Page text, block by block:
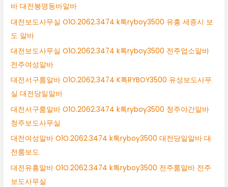
바 대전봉명동바알바
대전보도사무실 O1O.2062.3474 k톡ryboy3500 유흥 세종시 보
도 알바
대전보도사무실 O1O.2062.3474 k톡ryboy3500 전주업소알바
전주여성알바
대전서구룸알바 O1O.2062.3474 K톡RYBOY3500 유성보도사무
실 대전당일알바
대전서구룸알바 O1O.2062.3474 k톡ryboy3500 청주야간알바
청주보도사무실
대전여성알바 O1O.2062.3474 k톡ryboy3500 대전당일알바 대
전룸보도
대전유흥알바 O1O.2062.3474 k톡ryboy3500 전주룸알바 전주
보도사무실